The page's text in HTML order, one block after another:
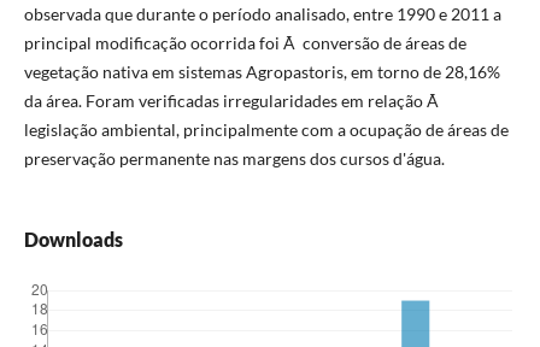
observada que durante o período analisado, entre 1990 e 2011 a
principal modificação ocorrida foi Ã conversão de áreas de
vegetação nativa em sistemas Agropastoris, em torno de 28,16%
da área. Foram verificadas irregularidades em relação Ã
legislação ambiental, principalmente com a ocupação de áreas de
preservação permanente nas margens dos cursos d'água.
Downloads